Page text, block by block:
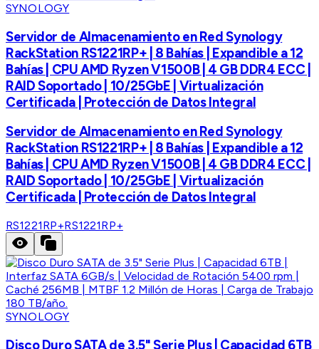
SYNOLOGY
Servidor de Almacenamiento en Red Synology
RackStation RS1221RP+ | 8 Bahías | Expandible a 12
Bahías | CPU AMD Ryzen V1500B | 4 GB DDR4 ECC |
RAID Soportado | 10/25GbE | Virtualización
Certificada | Protección de Datos Integral
Servidor de Almacenamiento en Red Synology
RackStation RS1221RP+ | 8 Bahías | Expandible a 12
Bahías | CPU AMD Ryzen V1500B | 4 GB DDR4 ECC |
RAID Soportado | 10/25GbE | Virtualización
Certificada | Protección de Datos Integral
RS1221RP+RS1221RP+
SYNOLOGY
Disco Duro SATA de 3.5" Serie Plus | Capacidad 6TB